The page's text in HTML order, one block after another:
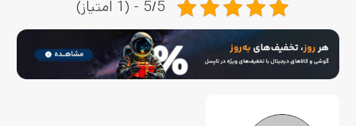
5/5 - (1 امتیاز)